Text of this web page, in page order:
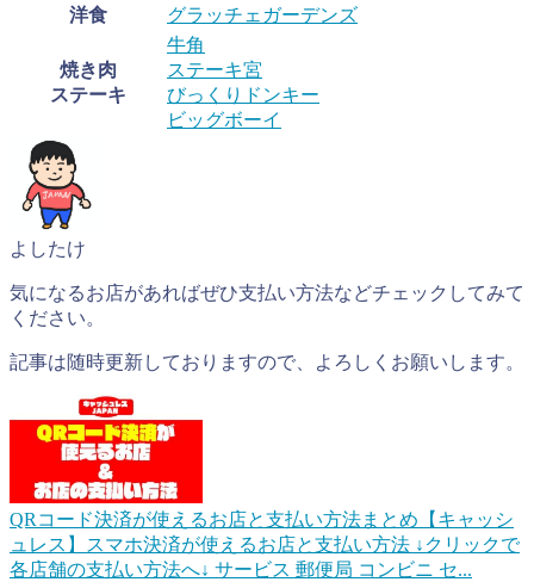
洋食
グラッチェガーデンズ
焼き肉
ステーキ
牛角
ステーキ宮
びっくりドンキー
ビッグボーイ
よしたけ
気になるお店があればぜひ支払い方法などチェックしてみて
ください。
記事は随時更新しておりますので、よろしくお願いします。
QRコード決済が使えるお店と支払い方法まとめ【キャッシ
ュレス】
スマホ決済が使えるお店と支払い方法 ↓クリックで
各店舗の支払い方法へ↓ サービス 郵便局 コンビニ セ...